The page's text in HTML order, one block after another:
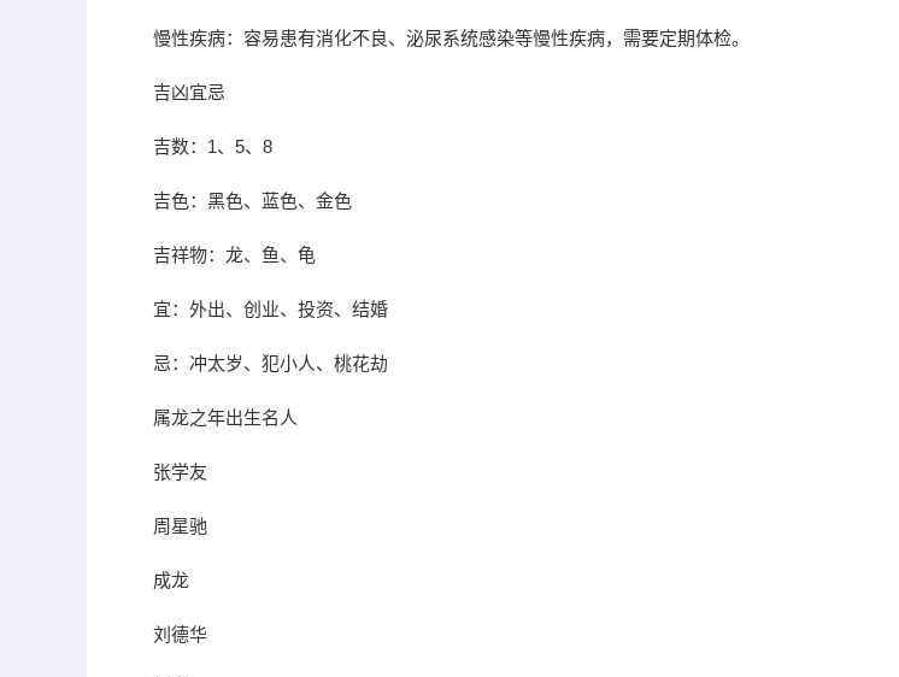
慢性疾病：容易患有消化不良、泌尿系统感染等慢性疾病，需要定期体检。
吉凶宜忌
吉数：1、5、8
吉色：黑色、蓝色、金色
吉祥物：龙、鱼、龟
宜：外出、创业、投资、结婚
忌：冲太岁、犯小人、桃花劫
属龙之年出生名人
张学友
周星驰
成龙
刘德华